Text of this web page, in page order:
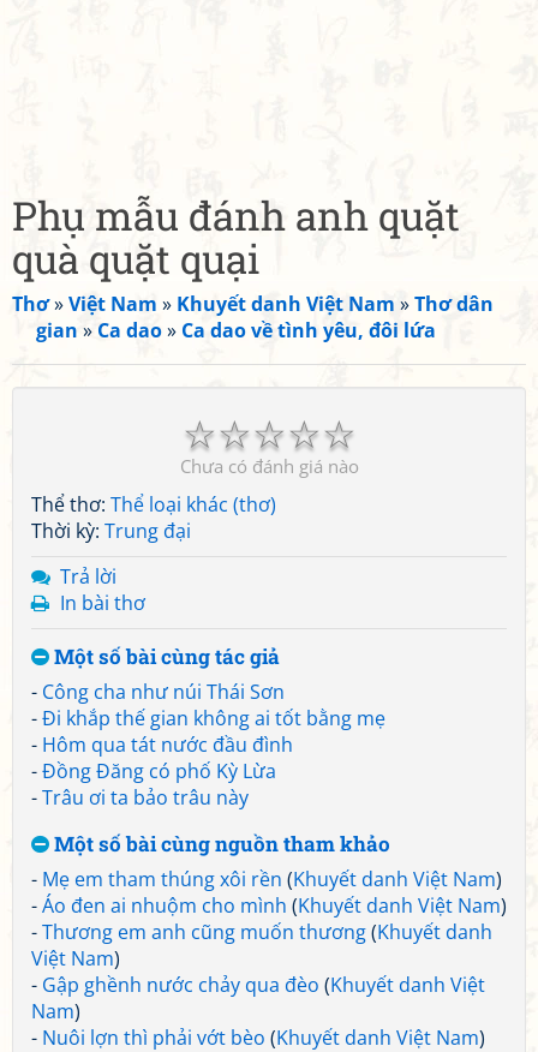
Phụ mẫu đánh anh quặt
quà quặt quại
Thơ»Việt Nam » Khuyết danh Việt Nam »Thơ dân
gian » Ca dao» Ca dao về tình yêu, đôi lứa
☆
☆
☆
☆
☆
Chưa có đánh giá nào
Thể thơ: Thể loại khác (thơ)
Thời kỳ: Trung đại
Trả lời
In bài thơ
Một số bài cùng tác giả
- Công cha như núi Thái Sơn
-Đi khắp thế gian không ai tốt bằng mẹ
- Hôm qua tát nước đầu đình
-Đồng Đăng có phố Kỳ Lừa
-Trâu ơi ta bảo trâu này
Một số bài cùng nguồn tham khảo
- Mẹ em tham thúng xôi rền (Khuyết danh Việt Nam)
-Áo đen ai nhuộm cho mình (Khuyết danh Việt Nam)
-Thương em anh cũng muốn thương(Khuyết danh
Việt Nam)
- Gập ghềnh nước chảy qua đèo (Khuyết danh Việt
Nam)
- Nuôi lợn thì phải vớt bèo (Khuyết danh Việt Nam)